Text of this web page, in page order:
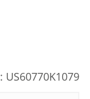
US60770K1079